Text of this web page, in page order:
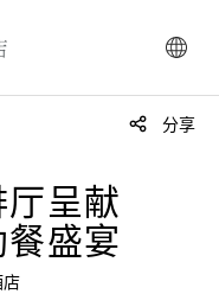
分享
呈献
盛宴
店